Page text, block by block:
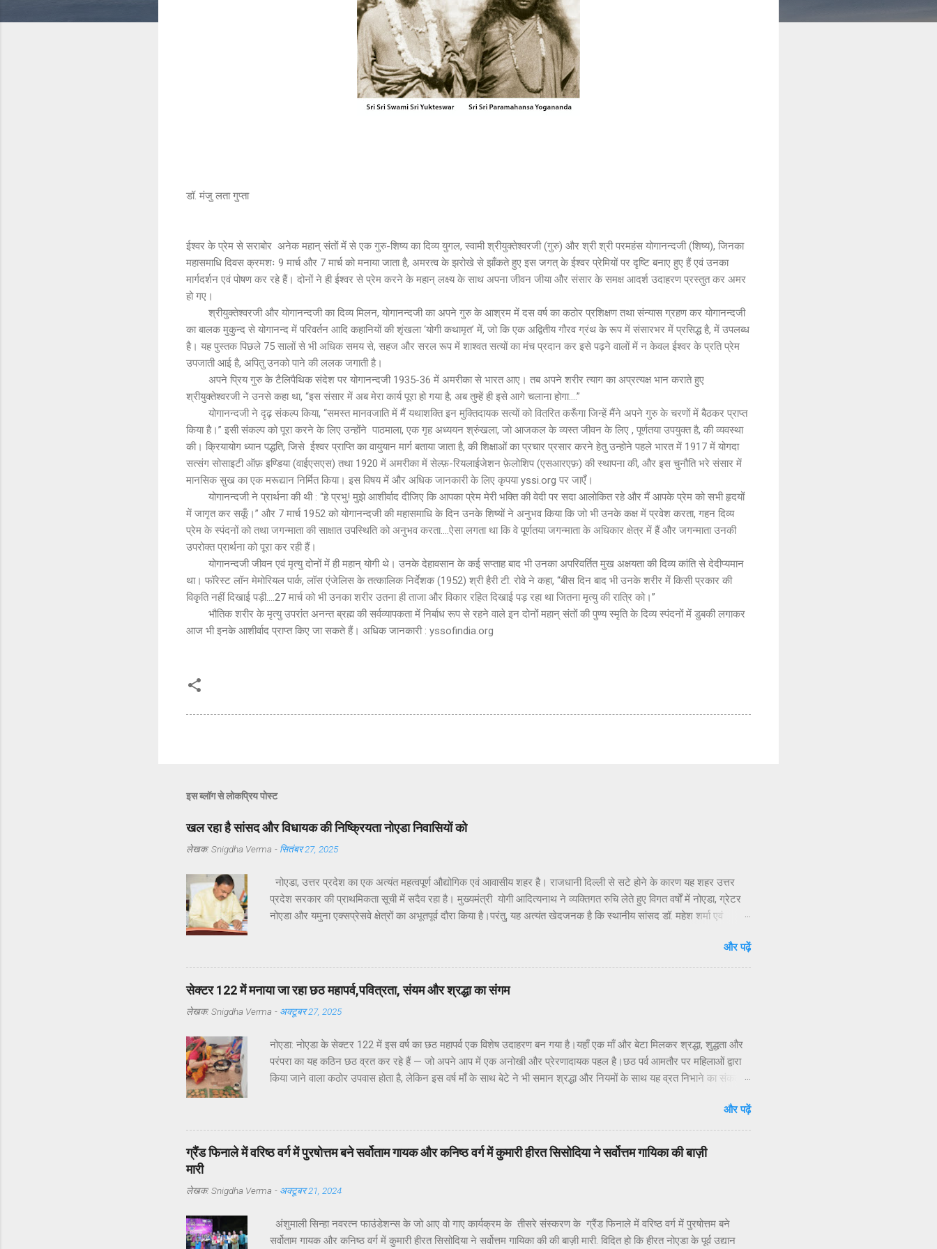
डॉ. मंजु लता गुप्ता
ईश्वर के प्रेम से सराबोर अनेक महान् संतों में से एक गुरु-शिष्य का दिव्य युगल, स्वामी श्रीयुक्तेश्वरजी (गुरु) और श्री श्री परमहंस योगानन्दजी (शिष्य), जिनका
महासमाधि दिवस क्रमशः 9 मार्च और 7 मार्च को मनाया जाता है, अमरत्व के झरोखे से झाँकते हुए इस जगत् के ईश्वर प्रेमियों पर दृष्टि बनाए हुए हैं एवं उनका
मार्गदर्शन एवं पोषण कर रहे हैं। दोनों ने ही ईश्वर से प्रेम करने के महान् लक्ष्य के साथ अपना जीवन जीया और संसार के समक्ष आदर्श उदाहरण प्रस्तुत कर अमर
हो गए।
श्रीयुक्तेश्वरजी और योगानन्दजी का दिव्य मिलन, योगानन्दजी का अपने गुरु के आश्रम में दस वर्ष का कठोर प्रशिक्षण तथा संन्यास ग्रहण कर योगानन्दजी
का बालक मुकुन्द से योगानन्द में परिवर्तन आदि कहानियों की शृंखला ‘योगी कथामृत’ में, जो कि एक अद्वितीय गौरव ग्रंथ के रूप में संसारभर में प्रसिद्ध है, में उपलब्ध
है। यह पुस्तक पिछले 75 सालों से भी अधिक समय से, सहज और सरल रूप में शाश्वत सत्यों का मंच प्रदान कर इसे पढ़ने वालों में न केवल ईश्वर के प्रति प्रेम
उपजाती आई है, अपितु उनको पाने की ललक जगाती है।
अपने प्रिय गुरु के टैलिपैथिक संदेश पर योगानन्दजी 1935-36 में अमरीका से भारत आए। तब अपने शरीर त्याग का अप्रत्यक्ष भान कराते हुए
श्रीयुक्तेश्वरजी ने उनसे कहा था, “इस संसार में अब मेरा कार्य पूरा हो गया है; अब तुम्हें ही इसे आगे चलाना होगा....”
योगानन्दजी ने दृढ़ संकल्प किया, “समस्त मानवजाति में मैं यथाशक्ति इन मुक्तिदायक सत्यों को वितरित करूँगा जिन्हें मैंने अपने गुरु के चरणों में बैठकर प्राप्त
किया है।” इसी संकल्प को पूरा करने के लिए उन्होंने पाठमाला, एक गृह अध्ययन श्रुंखला, जो आजकल के व्यस्त जीवन के लिए , पूर्णतया उपयुक्त है, की व्यवस्था
की। क्रियायोग ध्यान पद्धति, जिसे ईश्वर प्राप्ति का वायुयान मार्ग बताया जाता है, की शिक्षाओं का प्रचार प्रसार करने हेतु उन्होने पहले भारत में 1917 में योगदा
सत्संग सोसाइटी ऑफ़ इण्डिया (वाईएसएस) तथा 1920 में अमरीका में सेल्फ़-रियलाईजेशन फ़ेलोशिप (एसआरएफ़) की स्थापना की, और इस चुनौति भरे संसार में
मानसिक सुख का एक मरूद्यान निर्मित किया। इस विषय में और अधिक जानकारी के लिए कृपया yssi.org पर जाएँ।
योगानन्दजी ने प्रार्थना की थी : “हे प्रभु! मुझे आशीर्वाद दीजिए कि आपका प्रेम मेरी भक्ति की वेदी पर सदा आलोकित रहे और मैं आपके प्रेम को सभी हृदयों
में जागृत कर सकूँ।” और 7 मार्च 1952 को योगानन्दजी की महासमाधि के दिन उनके शिष्यों ने अनुभव किया कि जो भी उनके कक्ष में प्रवेश करता, गहन दिव्य
प्रेम के स्पंदनों को तथा जगन्माता की साक्षात उपस्थिति को अनुभव करता....ऐसा लगता था कि वे पूर्णतया जगन्माता के अधिकार क्षेत्र में हैं और जगन्माता उनकी
उपरोक्त प्रार्थना को पूरा कर रही हैं।
योगानन्दजी जीवन एवं मृत्यु दोनों में ही महान् योगी थे। उनके देहावसान के कई सप्ताह बाद भी उनका अपरिवर्तित मुख अक्षयता की दिव्य कांति से देदीप्यमान
था। फॉरेस्ट लॉन मेमोरियल पार्क, लॉस एंजेलिस के तत्कालिक निर्देशक (1952) श्री हैरी टी. रोवे ने कहा, “बीस दिन बाद भी उनके शरीर में किसी प्रकार की
विकृति नहीं दिखाई पड़ी....27 मार्च को भी उनका शरीर उतना ही ताजा और विकार रहित दिखाई पड़ रहा था जितना मृत्यु की रात्रि को।”
भौतिक शरीर के मृत्यु उपरांत अनन्त ब्रह्म की सर्वव्यापकता में निर्बाध रूप से रहने वाले इन दोनों महान् संतों की पुण्य स्मृति के दिव्य स्पंदनों में डुबकी लगाकर
आज भी इनके आशीर्वाद प्राप्त किए जा सकते हैं। अधिक जानकारी : yssofindia.org
इस ब्लॉग से लोकप्रिय पोस्ट
खल रहा है सांसद और विधायक की निष्क्रियता नोएडा निवासियों को
लेखक: Snigdha Verma - सितंबर 27, 2025
नोएडा, उत्तर प्रदेश का एक अत्यंत महत्वपूर्ण औद्योगिक एवं आवासीय शहर है। राजधानी दिल्ली से सटे होने के कारण यह शहर उत्तर
प्रदेश सरकार की प्राथमिकता सूची में सदैव रहा है। मुख्यमंत्री योगी आदित्यनाथ ने व्यक्तिगत रुचि लेते हुए विगत वर्षों में नोएडा, ग्रेटर
नोएडा और यमुना एक्सप्रेसवे क्षेत्रों का अभूतपूर्व दौरा किया है।परंतु, यह अत्यंत खेदजनक है कि स्थानीय सांसद डॉ. महेश शर्मा एवं
समस्याएँ उठाने के बावजूद ठोस कार्यवाही नहीं हो रही है। यह कहना है नोएडा के विभिन्न सेक्टरों के निवासियों का. आवासीय कल्याण संगठन
सेक्टर 122 के अध्यक्ष डॉ उमेश शर्मा ने नोएडा की प्रमुख समस्याओं के हल न होने के कारण जनप्रतिनिधियों की निष्क्रियता बताया है.
उनके अनुसार सांसद और विधायक को बार-बार अवगत कराने पर भी समस्याओं का समाधान नहीं हो रहा. जन प्रतिनिधियों का क्षेत्रीय
दौरों की संख्या अत्यंत सीमित है।नागरिकों की शिकायतें केवल “कागज़ों में” दर्ज हो रही हैं, ज़मीनी क...
और पढ़ें
सेक्टर 122 में मनाया जा रहा छठ महापर्व,पवित्रता, संयम और श्रद्धा का संगम
लेखक: Snigdha Verma - अक्टूबर 27, 2025
नोएडा: नोएडा के सेक्टर 122 में इस वर्ष का छठ महापर्व एक विशेष उदाहरण बन गया है।यहाँ एक माँ और बेटा मिलकर श्रद्धा, शुद्धता और
परंपरा का यह कठिन छठ व्रत कर रहे हैं — जो अपने आप में एक अनोखी और प्रेरणादायक पहल है।छठ पर्व आमतौर पर महिलाओं द्वारा
किया जाने वाला कठोर उपवास होता है, लेकिन इस वर्ष माँ के साथ बेटे ने भी समान श्रद्धा और नियमों के साथ यह व्रत निभाने का संकल्प
संस्कृत के “षष्ठी” से बना है, जिसका अर्थ होता है छठा दिन।यह पर्व कार्तिक मास के शुक्ल पक्ष की षष्ठी तिथि को मनाया जाता है।छठ व्रत
में सूर्य देव की उपासना की जाती है क्योंकि सूर्य जीवन, ऊर्जा, स्वास्थ्य और समृद्धि के प्रतीक हैं।इस दिन सूर्य की दोनों अवस्थाओं — डूबते
सूर्य और उगते सूर्य — की पूजा की जाती है। उन्होंने बताया कि यह व्रत स्त्री और पुरुष दोनों कर सकते हैं, लेकिन इसे बहुत कठिन और
पवित्र माना जाता है, क्योंकि इसमें चार दिनों तक शुद्धता, आत्मसंयम और निर्जला उपवास रखा जाता है। *महापर्व छठ के 4 दिन का ...
और पढ़ें
ग्रैंड फिनाले में वरिष्ठ वर्ग में पुरषोत्तम बने सर्वोताम गायक और कनिष्ठ वर्ग में कुमारी हीरत सिसोदिया ने सर्वोत्तम गायिका की बाज़ी
मारी
लेखक: Snigdha Verma - अक्टूबर 21, 2024
अंशुमाली सिन्हा नवरत्न फाउंडेशन्स के जो आए वो गाए कार्यक्रम के तीसरे संस्करण के ग्रैंड फिनाले में वरिष्ठ वर्ग में पुरषोत्तम बने
सर्वोताम गायक और कनिष्ठ वर्ग में कुमारी हीरत सिसोदिया ने सर्वोत्तम गायिका की की बाज़ी मारी. विदित हो कि हीरत नोएडा के पूर्व उद्यान